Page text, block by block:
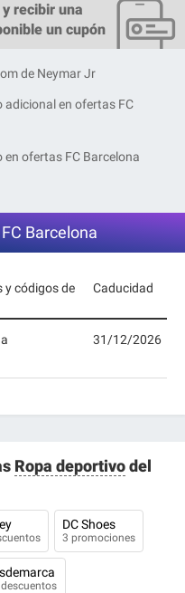
y recibir una
un cupón
de Neymar Jr
adicional en ofertas FC
en ofertas FC Barcelona
Barcelona
y códigos de
Caducidad
31/12/2026
Ropa deportivodel
DC Shoes
3 promociones